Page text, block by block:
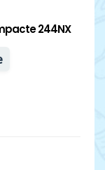
244NX